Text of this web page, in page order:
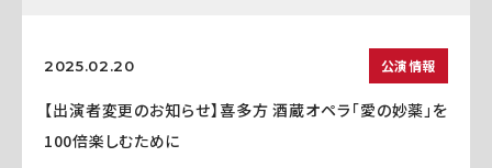
2025.02.20 公演情報
【出演者変更のお知らせ】喜多方 酒蔵オペラ「愛の妙薬」を
100倍楽しむために